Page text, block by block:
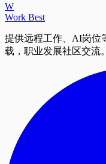
W
Work Best
提供远程工作、AI岗位
载，职业发展社区交流。